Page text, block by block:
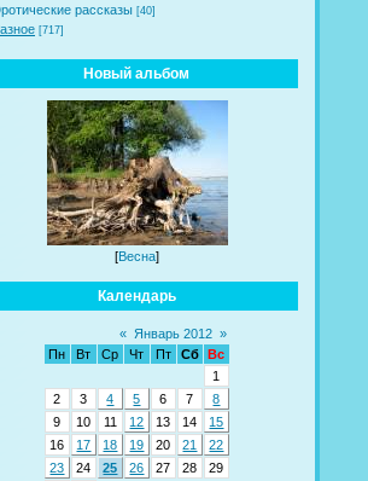
рассказы [40]
[717]
Новый альбом
[Весна]
Календарь
« Январь 2012 »
Пн
Вт Ср Чт Пт Сб
Вс
1
2
3 4 5 6 7
8
9
10 11 12 13 14
15
16
17 18 19 20 21
22
23
24 25 26 27 28
29